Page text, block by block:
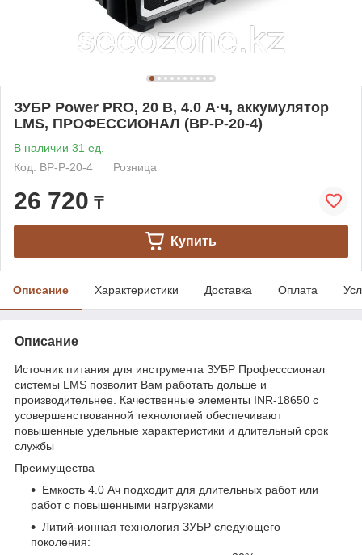
ЗУБР Power PRO, 20 В, 4.0 А·ч, аккумулятор
LMS, ПРОФЕССИОНАЛ (BP-P-20-4)
В наличии 31 ед.
Код: BP-P-20-4
Розница
26 720 ₸
Купить
Описание Характеристики Доставка Оплата
Описание
Источник питания для инструмента ЗУБР Професссионал
системы LMS позволит Вам работать дольше и
производительнее. Качественные элементы INR-18650 с
усовершенствованной технологией обеспечивают
повышенные удельные характеристики и длительный срок
службы
Преимущества
Емкость 4.0 Ач подходит для длительных работ или
работ с повышенными нагрузками
Литий-ионная технология ЗУБР следующего
поколения: